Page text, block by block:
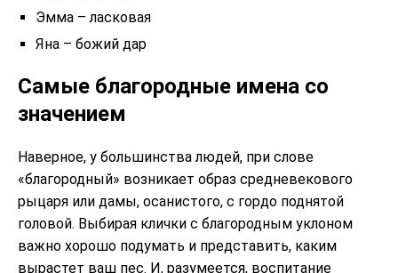
Эмма – ласковая
Яна – божий дар
Самые благородные имена со
значением
Наверное, у большинства людей, при слове
«благородный» возникает образ средневекового
рыцаря или дамы, осанистого, с гордо поднятой
головой. Выбирая клички с благородным уклоном
важно хорошо подумать и представить, каким
вырастет ваш пес. И, разумеется, воспитание